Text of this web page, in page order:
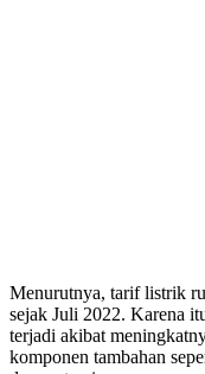
Menurutnya, tarif listrik
sejak Juli 2022. Karena
terjadi akibat
komponen tambahan